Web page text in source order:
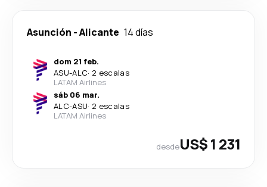
Asunción -Alicante 14 días
dom 21 feb.
ASU-ALC· 2 escalas
LATAM Airlines
sáb 06 mar.
ALC-ASU· 2 escalas
LATAM Airlines
desdeUS$ 1 231